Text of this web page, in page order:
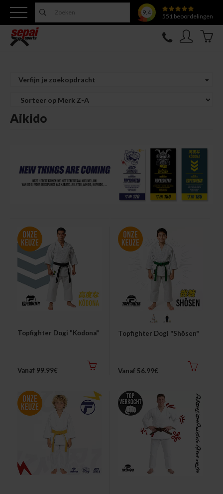
9.4
551 beoordelingen
Nieuw
Topfighter
Training
Thuis trainen
Blog
Verfijn je zoekopdracht
Aikido
Topfighter Dogi "Kōdona"
Vanaf 99.99€
Topfighter Dogi "Shōsen"
Vanaf 56.99€